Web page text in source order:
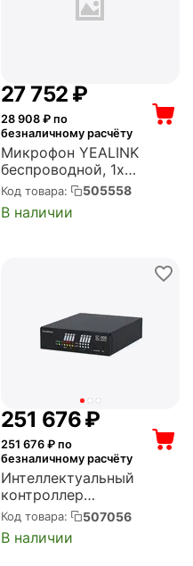
27 752 ₽
28 908₽ по
безналичному расчёту
Микрофон YEALINK
беспроводной, 1x
wireless microphone, 2-
year AMS, 1303143
(VCM36-W Package)
Код товара: 505558
В наличии
251 676₽
251 676₽ по
безналичному расчёту
Интеллектуальный
контроллер
SMARTMEDIA (SC-900)
Код товара: 507056
В наличии